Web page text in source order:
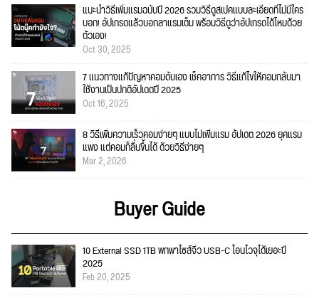
แนะนำวิธีเพิ่มแรมฉบับปี 2026 รวมวิธีดูสเปคแบบละเอียดที่ไม่มีใคร
บอก! อัปเกรดแล้วบอกลาแรมเต็ม พร้อมวิธีดูว่าอัปเกรดได้ไหมด้วย
ตัวเอง!
Oct 30, 2025
7 แนวทางแก้ปัญหาคอมดับเอง เช็คอาการ วิธีแก้ไขให้คอมกลับมา
ใช้งานเป็นปกติอัปเดตปี 2025
Oct 16, 2025
8 วิธีเพิ่มความเร็วคอมง่ายๆ แบบไม่เพิ่มแรม อัปเดต 2026 ยุคแรม
แพง แต่คอมก็ลื่นขึ้นได้ ด้วยวิธีง่ายๆ
Mar 2, 2026
Buyer Guide
10 External SSD 1TB พกพาไซส์จิ๋ว USB-C โอนไวจุได้เยอะปี
2025
Feb 20, 2025